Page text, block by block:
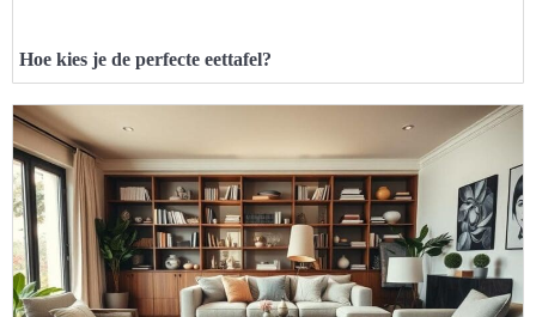
Hoe kies je de perfecte eettafel?